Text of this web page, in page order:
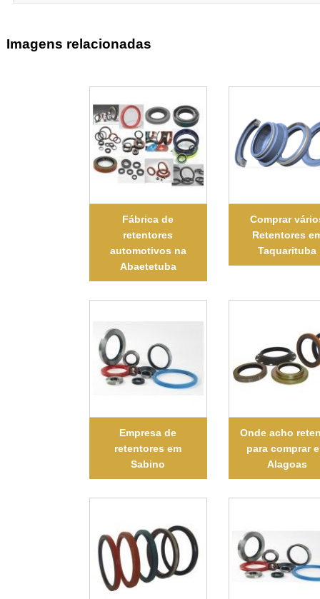
Imagens relacionadas
Fábrica de
retentores
automotivos na
Abaetetuba
Comprar
Retentores
Taquarituba
Empresa de
retentores em
Sabino
Onde acho
para comprar
Alagoas